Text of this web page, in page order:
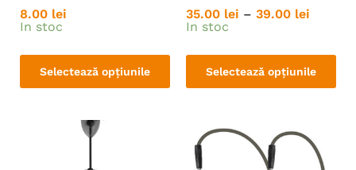
8.00 lei
In stoc
Selectează opțiunile
35.00 lei – 39.00 lei
In stoc
Selectează opțiunile